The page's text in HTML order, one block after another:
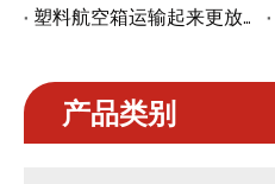
塑料航空箱运输起来更放心吗
产品类别